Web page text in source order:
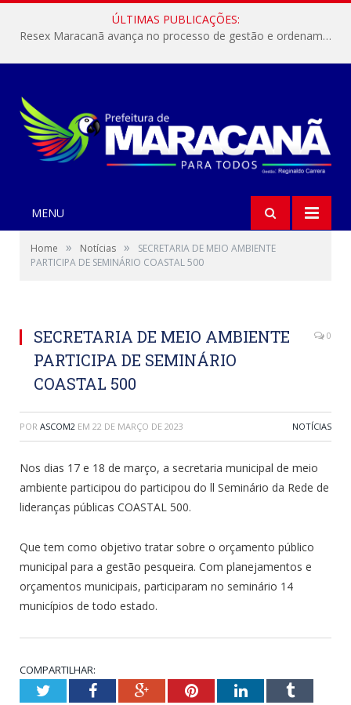
ÚLTIMAS PUBLICAÇÕES:
Resex Maracanã avança no processo de gestão e ordenamento do turismo em nossas áreas protegidas.
MENU
Home » Notícias »
SECRETARIA DE MEIO AMBIENTE
PARTICIPA DE SEMINÁRIO COASTAL 500
SECRETARIA DE MEIO AMBIENTE
PARTICIPA DE SEMINÁRIO
COASTAL 500
0
POR ASCOM2 EM 22 DE MARÇO DE 2023 NOTÍCIAS
Nos dias 17 e 18 de março, a secretaria municipal de meio
ambiente participou do participou do ll Seminário da Rede de
lideranças públicas COASTAL 500.
Que tem como objetivo tratar sobre o orçamento público
municipal para a gestão pesqueira. Com planejamentos e
orçamentos municipais, participaram no seminário 14
municípios de todo estado.
COMPARTILHAR:
TwitterFacebookGoogle+PinterestLinkedInTumblr